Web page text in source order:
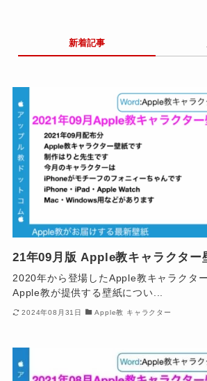
新着記事
21年09月版 Apple教キャラクター
2020年から登場したApple教キャラクター
Apple教が提供する壁紙につい...
2024年08月31日 Apple教 キャラクター